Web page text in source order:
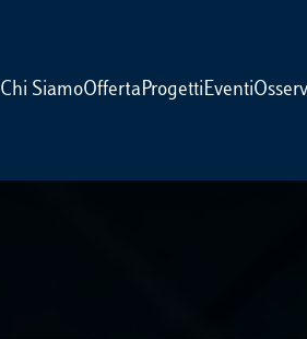
Chi SiamoOffertaProgetti Eventi